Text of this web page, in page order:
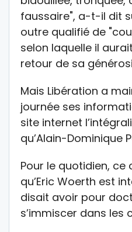
faussaire", a-t-il dit
outre qualifié de
selon laquelle il
retour de sa
Mais Libération a
journée ses
site internet
qu’Alain-Dominique
Pour le quotidien,
qu’Eric Woerth est
disait avoir pour
s’immiscer dans les